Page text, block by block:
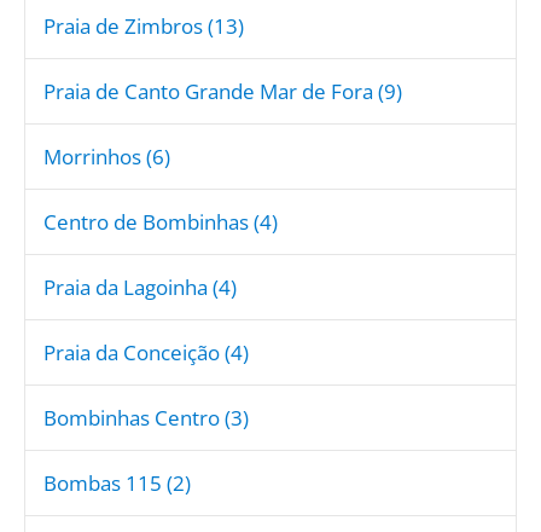
Praia de Zimbros (13)
Praia de Canto Grande Mar de Fora (9)
Morrinhos (6)
Centro de Bombinhas (4)
Praia da Lagoinha (4)
Praia da Conceição (4)
Bombinhas Centro (3)
Bombas 115 (2)